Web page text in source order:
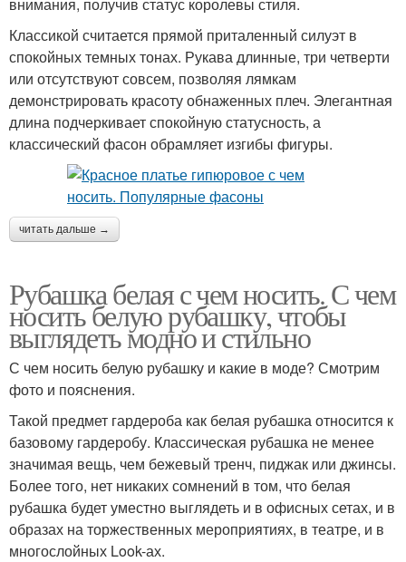
Классикой считается прямой приталенный силуэт в
спокойных темных тонах. Рукава длинные, три четверти
или отсутствуют совсем, позволяя лямкам
демонстрировать красоту обнаженных плеч. Элегантная
длина подчеркивает спокойную статусность, а
классический фасон обрамляет изгибы фигуры.
читать дальше →
Рубашка белая с чем носить. С чем
носить белую рубашку, чтобы
выглядеть модно и стильно
С чем носить белую рубашку и какие в моде? Смотрим
фото и пояснения.
Такой предмет гардероба как белая рубашка относится к
базовому гардеробу. Классическая рубашка не менее
значимая вещь, чем бежевый тренч, пиджак или джинсы.
Более того, нет никаких сомнений в том, что белая
рубашка будет уместно выглядеть и в офисных сетах, и в
образах на торжественных мероприятиях, в театре, и в
многослойных Look-ах.